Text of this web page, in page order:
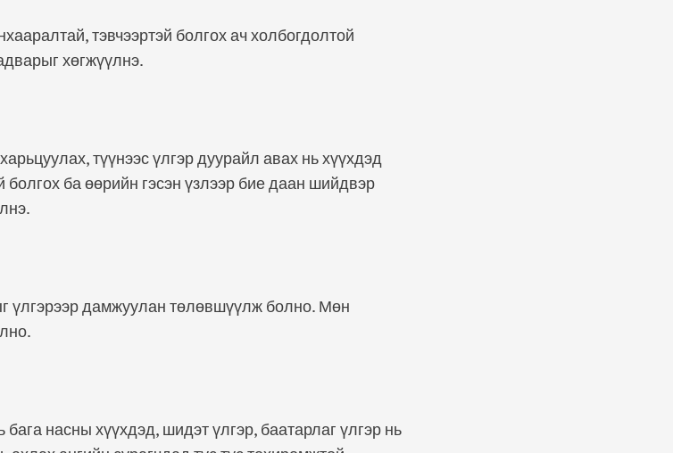
тэвчээртэй болгох ач холбогдолтой
хөгжүүлнэ.
түүнээс үлгэр дуурайл авах нь хүүхдэд
ба өөрийн гэсэн үзлээр бие даан шийдвэр
үлгэрээр дамжуулан төлөвшүүлж болно. Мөн
насны хүүхдэд, шидэт үлгэр, баатарлаг үлгэр нь